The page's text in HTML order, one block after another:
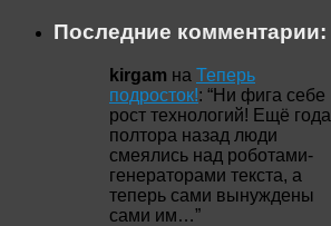
Последние комментарии:
kirgam на Теперь
подросток!: “Ни фига себе
рост технологий! Ещё года
полтора назад люди
смеялись над роботами-
генераторами текста, а
теперь сами вынуждены
сами им…”